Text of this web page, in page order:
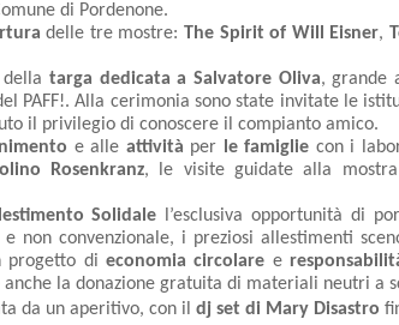
di Pordenone.
delle tre mostre: The Spirit of Will Eisner,
targa dedicata a Salvatore Oliva, grande
PAFF!. Alla cerimonia sono state invitate le
il privilegio di conoscere il compianto amico.
e alle attività per le famiglie con i
Rosenkranz, le visite guidate alla
Solidale l’esclusiva opportunità di
non convenzionale, i preziosi allestimenti
progetto di economia circolare e
la donazione gratuita di materiali neutri a
da un aperitivo, con il dj set di Mary Disastro